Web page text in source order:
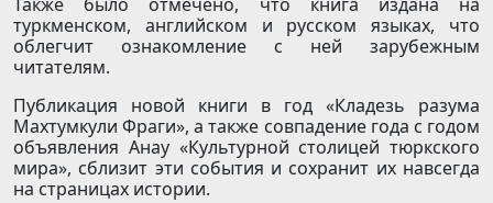
туркменском, английском и русском языках, что
облегчит ознакомление с ней зарубежным
читателям.
Публикация новой книги в год «Кладезь разума
Махтумкули Фраги», а также совпадение года с годом
объявления Анау «Культурной столицей тюркского
мира», сблизит эти события и сохранит их навсегда
на страницах истории.